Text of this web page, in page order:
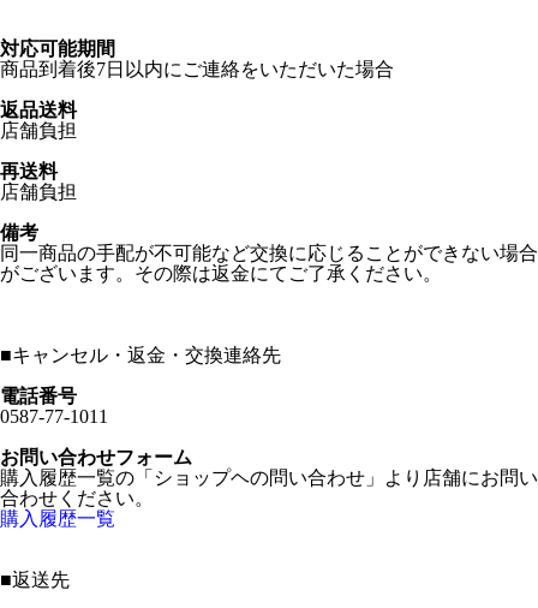
対応可能期間
商品到着後7日以内にご連絡をいただいた場合
返品送料
店舗負担
再送料
店舗負担
備考
同一商品の手配が不可能など交換に応じることができない場合
がございます。その際は返金にてご了承ください。
■キャンセル・返金・交換連絡先
電話番号
0587-77-1011
お問い合わせフォーム
購入履歴一覧の「ショップヘの問い合わせ」より店舗にお問い
合わせください。
購入履歴一覧
■返送先